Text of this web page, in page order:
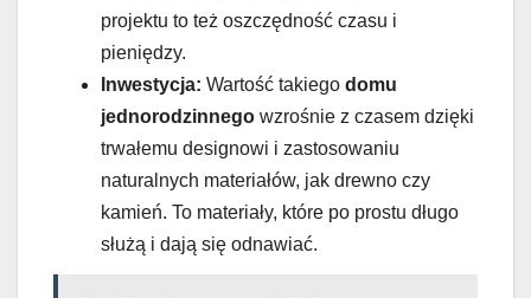
projektu to też oszczędność czasu i
pieniędzy.
Inwestycja: Wartość takiego domu
jednorodzinnego wzrośnie z czasem dzięki
trwałemu designowi i zastosowaniu
naturalnych materiałów, jak drewno czy
kamień. To materiały, które po prostu długo
służą i dają się odnawiać.